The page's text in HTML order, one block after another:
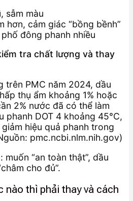
sẫm màu
hơn, cảm giác “bồng bềnh”
đông phanh nhiều
tra chất lượng và thay
trên PMC năm 2024, dầu
thụ ẩm khoảng 1% hoặc
2% nước đã có thể làm
phanh DOT 4 khoảng 45°C,
hiệu quả phanh trong
pmc.ncbi.nlm.nih.gov)
“an toàn thật”, dầu
cho đủ”.
nào thì phải thay và cách